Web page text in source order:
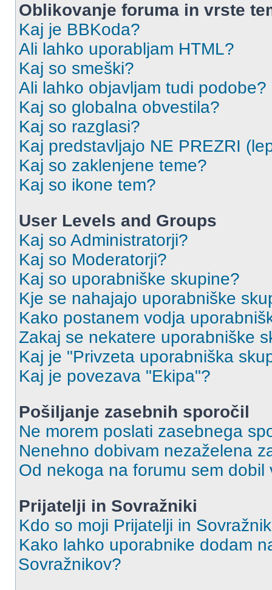
Oblikovanje foruma in vrste
Kaj je BBKoda?
Ali lahko uporabljam HTML?
Kaj so smeški?
Ali lahko objavljam tudi podobe?
Kaj so globalna obvestila?
Kaj so razglasi?
Kaj predstavljajo NE PREZRI
Kaj so zaklenjene teme?
Kaj so ikone tem?
User Levels and Groups
Kaj so Administratorji?
Kaj so Moderatorji?
Kaj so uporabniške skupine?
Kje se nahajajo uporabniške
Kako postanem vodja
Zakaj se nekatere uporabniške
Kaj je "Privzeta uporabniška
Kaj je povezava "Ekipa"?
Pošiljanje zasebnih sporočil
Ne morem poslati zasebnega
Nenehno dobivam nezaželena
Od nekoga na forumu sem
Prijatelji in Sovražniki
Kdo so moji Prijatelji in
Kako lahko uporabnike dodam
Sovražnikov?